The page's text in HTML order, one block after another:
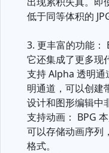
低于同等体积的 JPG
3. 更丰富的功能：
它还集成了更多现
支持 Alpha 透明通
明通道，可以创建
设计和图形编辑中
支持动画： BPG
可以存储动画序列
格式。